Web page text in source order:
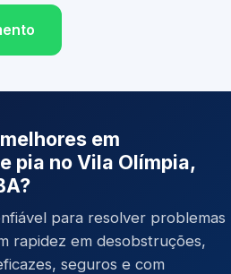
em
pia no Vila Olímpia,
para resolver problemas
rapidez em desobstruções,
seguros e com